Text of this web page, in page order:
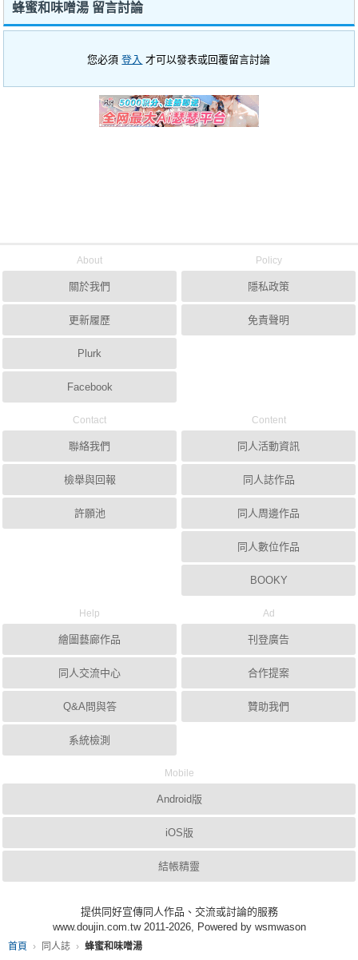
首頁 同人誌 蜂蜜和味噌湯
蜂蜜和味噌湯 留言討論
您必須登入 才可以發表或回覆留言討論
About
關於我們
更新履歷
Plurk
Facebook
Policy
隱私政策
免責聲明
Contact
聯絡我們
檢舉與回報
許願池
Content
同人活動資訊
同人誌作品
同人周邊作品
同人數位作品
BOOKY
Help
繪圖藝廊作品
同人交流中心
Q&A問與答
系統檢測
Ad
刊登廣告
合作提案
贊助我們
Mobile
Android版
iOS版
結帳精靈
提供同好宣傳同人作品、交流或討論的服務
www.doujin.com.tw 2011-2026, Powered by wsmwason